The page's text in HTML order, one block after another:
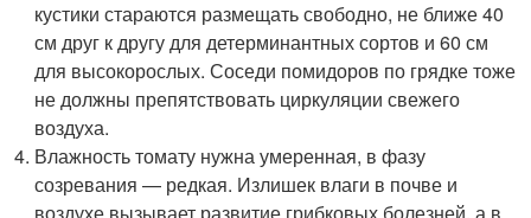
кустики стараются размещать свободно, не ближе 40
см друг к другу для детерминантных сортов и 60 см
для высокорослых. Соседи помидоров по грядке тоже
не должны препятствовать циркуляции свежего
воздуха.
Влажность томату нужна умеренная, в фазу
созревания — редкая. Излишек влаги в почве и